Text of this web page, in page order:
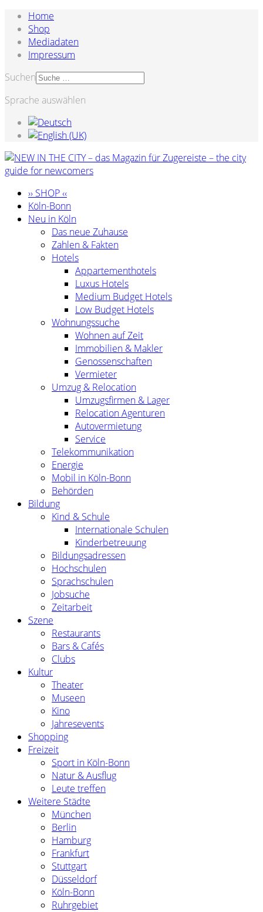
Home
Shop
Mediadaten
Impressum
Suchen
Sprache auswählen
›› SHOP ‹‹
Köln-Bonn
Neu in Köln
Das neue Zuhause
Zahlen & Fakten
Hotels
Appartementhotels
Luxus Hotels
Medium Budget Hotels
Low Budget Hotels
Wohnungssuche
Wohnen auf Zeit
Immobilien & Makler
Genossenschaften
Vermieter
Umzug & Relocation
Umzugsfirmen & Lager
Relocation Agenturen
Autovermietung
Service
Telekommunikation
Energie
Mobil in Köln-Bonn
Behörden
Bildung
Kind & Schule
Internationale Schulen
Kinderbetreuung
Bildungsadressen
Hochschulen
Sprachschulen
Jobsuche
Zeitarbeit
Szene
Restaurants
Bars & Cafés
Clubs
Kultur
Theater
Museen
Kino
Jahresevents
Shopping
Freizeit
Sport in Köln-Bonn
Natur & Ausflug
Leute treffen
Weitere Städte
München
Berlin
Hamburg
Frankfurt
Stuttgart
Düsseldorf
Köln-Bonn
Ruhrgebiet